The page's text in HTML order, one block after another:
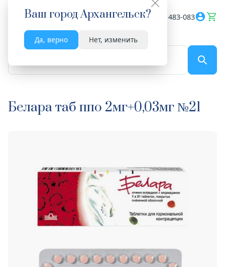
Ваш городАрхангельск?
Да, верно Нет, изменить
Весь сайт 8182 483-083
Белара таб ппо 2мг+0,03мг №21